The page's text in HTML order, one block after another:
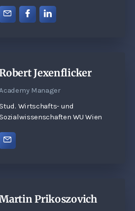
Jexenflicker
Manager
Wirtschafts- und
WU Wien
Prikoszovich